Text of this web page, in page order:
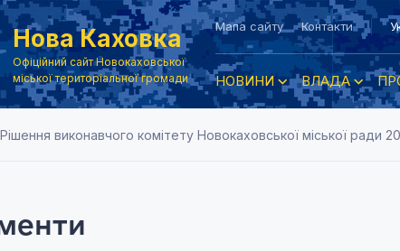
Нова Каховка
Офіційний сайт Новокаховської
міської територіальної громади
Мапа сайту Контакти
НОВИНИ ВЛАДА
Рішення виконавчого комітету Новокаховської міської ради